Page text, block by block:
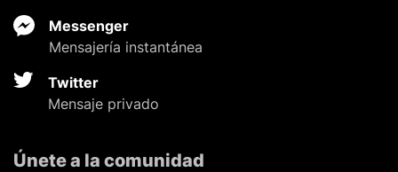
Messenger
Mensajería instantánea
Twitter
Mensaje privado
Únete a la comunidad